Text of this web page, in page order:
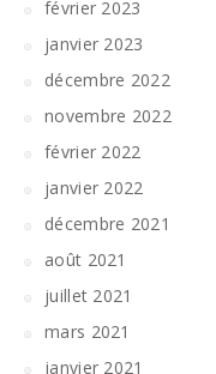
février 2023
janvier 2023
décembre 2022
novembre 2022
février 2022
janvier 2022
décembre 2021
août 2021
juillet 2021
mars 2021
janvier 2021